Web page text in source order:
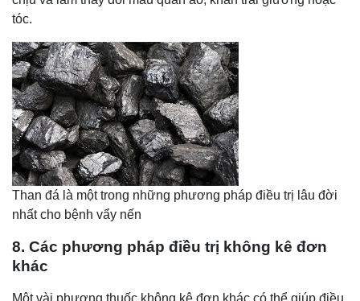
tóc.
Than đá là một trong những phương pháp điều trị lâu đời
nhất cho bệnh vẩy nến
8. Các phương pháp điều trị không kê đơn
khác
Một vài phương thuốc không kê đơn khác có thể giúp điều